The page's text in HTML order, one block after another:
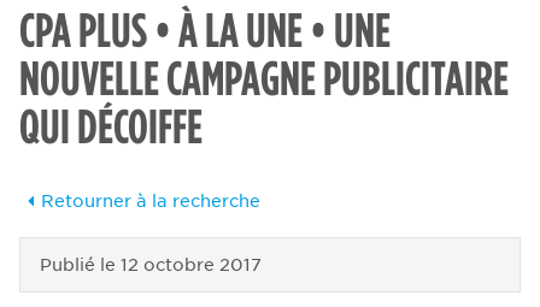
CPA PLUS • À LA UNE • UNE
NOUVELLE CAMPAGNE PUBLICITAIRE
QUI DÉCOIFFE
Retourner à la recherche
Publié le 12 octobre 2017